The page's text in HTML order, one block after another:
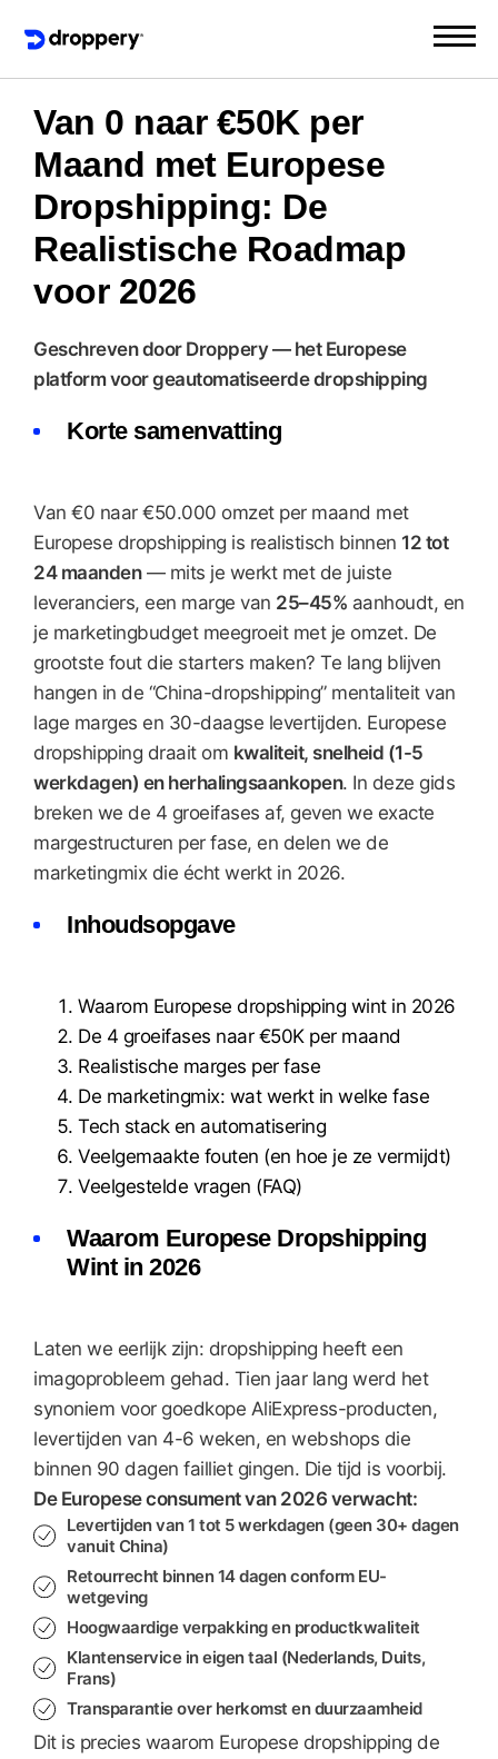
Van 0 naar €50K per
Maand met Europese
Dropshipping: De
Realistische Roadmap
voor 2026
Geschreven door Droppery — het Europese
platform voor geautomatiseerde dropshipping
Korte samenvatting
Van €0 naar €50.000 omzet per maand met
Europese dropshipping is realistisch binnen 12 tot
24 maanden— mits je werkt met de juiste
leveranciers, een marge van 25–45% aanhoudt, en
je marketingbudget meegroeit met je omzet. De
grootste fout die starters maken? Te lang blijven
hangen in de “China-dropshipping” mentaliteit van
lage marges en 30-daagse levertijden. Europese
dropshipping draait om kwaliteit, snelheid (1-5
werkdagen) en herhalingsaankopen. In deze gids
breken we de 4 groeifases af, geven we exacte
margestructuren per fase, en delen we de
marketingmix die écht werkt in 2026.
Inhoudsopgave
Waarom Europese dropshipping wint in 2026
De 4 groeifases naar €50K per maand
Realistische marges per fase
De marketingmix: wat werkt in welke fase
Tech stack en automatisering
Veelgemaakte fouten (en hoe je ze vermijdt)
Veelgestelde vragen (FAQ)
Waarom Europese Dropshipping
Wint in 2026
Laten we eerlijk zijn: dropshipping heeft een
imagoprobleem gehad. Tien jaar lang werd het
synoniem voor goedkope AliExpress-producten,
levertijden van 4-6 weken, en webshops die
binnen 90 dagen failliet gingen. Die tijd is voorbij.
De Europese consument van 2026 verwacht:
Levertijden van1 tot 5 werkdagen(geen 30+ dagen
vanuit China)
Retourrecht binnen 14 dagenconform EU-
wetgeving
Hoogwaardige verpakking en productkwaliteit
Klantenservice in eigen taal (Nederlands, Duits,
Frans)
Transparantie over herkomst en duurzaamheid
Dit is precies waarom Europese dropshipping de